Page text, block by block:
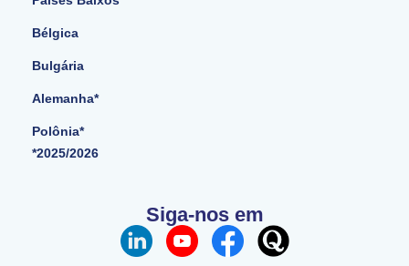
Bélgica
Bulgária
Alemanha*
Polônia*
*2025/2026
Siga-nos em